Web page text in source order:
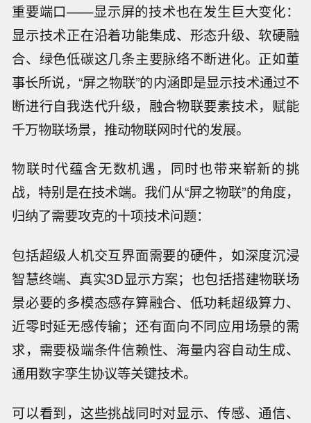
重要端口——显示屏的技术也在发生巨大变化：
显示技术正在沿着功能集成、形态升级、软硬融
合、绿色低碳这几条主要脉络不断进化。正如董
事长所说，“屏之物联”的内涵即是显示技术通过不
断进行自我迭代升级，融合物联要素技术，赋能
千万物联场景，推动物联网时代的发展。
物联时代蕴含无数机遇，同时也带来崭新的挑
战，特别是在技术端。我们从“屏之物联”的角度，
归纳了需要攻克的十项技术问题：
包括超级人机交互界面需要的硬件，如深度沉浸
智慧终端、真实3D显示方案；也包括搭建物联场
景必要的多模态感存算融合、低功耗超级算力、
近零时延无感传输；还有面向不同应用场景的需
求，需要极端条件信赖性、海量内容自动生成、
通用数字孪生协议等关键技术。
可以看到，这些挑战同时对显示、传感、通信、